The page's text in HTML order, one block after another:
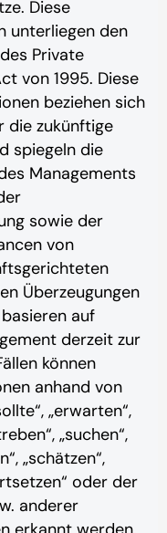
Diese
unterliegen den
Private
von 1995. Diese
beziehen sich
die zukünftige
spiegeln die
Managements
sowie der
von
Überzeugungen
auf
derzeit zur
können
anhand von
„erwarten“,
„suchen“,
„schätzen“,
oder der
anderer